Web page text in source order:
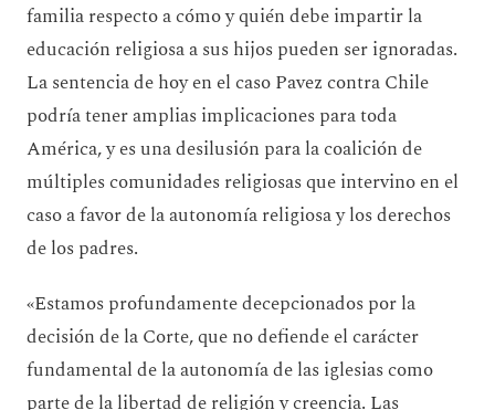
familia respecto a cómo y quién debe impartir la
educación religiosa a sus hijos pueden ser ignoradas.
La sentencia de hoy en el caso Pavez contra Chile
podría tener amplias implicaciones para toda
América, y es una desilusión para la coalición de
múltiples comunidades religiosas que intervino en el
caso a favor de la autonomía religiosa y los derechos
de los padres.
«Estamos profundamente decepcionados por la
decisión de la Corte, que no defiende el carácter
fundamental de la autonomía de las iglesias como
parte de la libertad de religión y creencia. Las